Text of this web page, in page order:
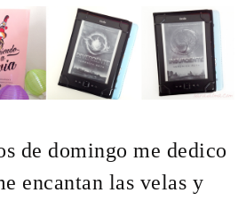
de domingo me dedico
encantan las velas y